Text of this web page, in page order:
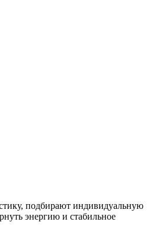
подбирают индивидуальную
энергию и стабильное